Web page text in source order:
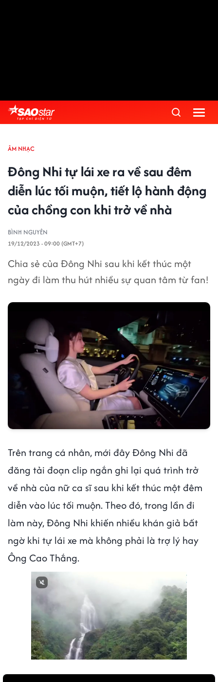
ÂM NHẠC
Đông Nhi tự lái xe ra về sau đêm
diễn lúc tối muộn, tiết lộ hành động
của chồng con khi trở về nhà
BÌNH NGUYÊN
19/12/2023 - 09:00 (GMT+7)
Chia sẻ của Đông Nhi sau khi kết thúc một
ngày đi làm thu hút nhiều sự quan tâm từ fan!
Trên trang cá nhân, mới đây Đông Nhi đã
đăng tải đoạn clip ngắn ghi lại quá trình trở
về nhà của nữ ca sĩ sau khi kết thúc một đêm
diễn vào lúc tối muộn. Theo đó, trong lần đi
làm này, Đông Nhi khiến nhiều khán giả bất
ngờ khi tự lái xe mà không phải là trợ lý hay
Ông Cao Thắng.
Next video in 3 Cancel